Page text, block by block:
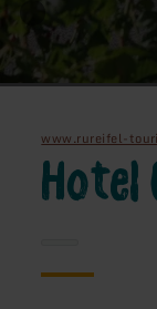
www.rureifel-
Hotel